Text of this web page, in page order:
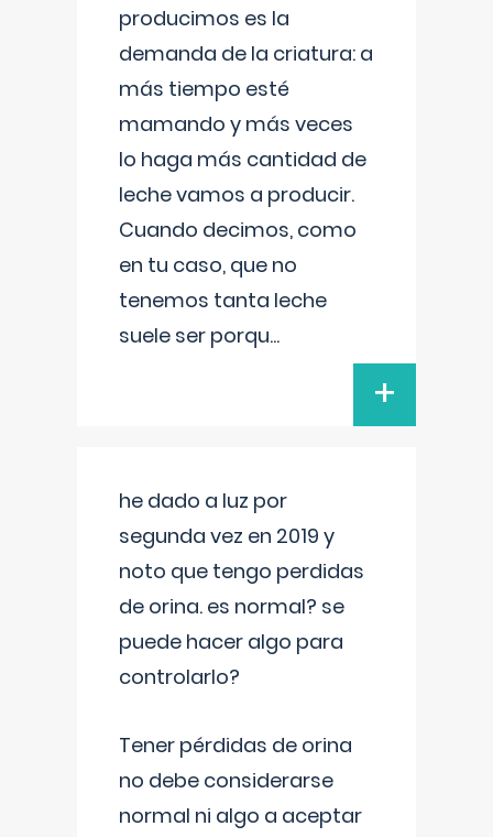
producimos es la
demanda de la criatura: a
más tiempo esté
mamando y más veces
lo haga más cantidad de
leche vamos a producir.
Cuando decimos, como
en tu caso, que no
tenemos tanta leche
suele ser porqu...
+
he dado a luz por
segunda vez en 2019 y
noto que tengo perdidas
de orina. es normal? se
puede hacer algo para
controlarlo?
Tener pérdidas de orina
no debe considerarse
normal ni algo a aceptar